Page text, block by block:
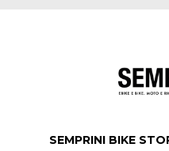
SEMPRINI BIKE